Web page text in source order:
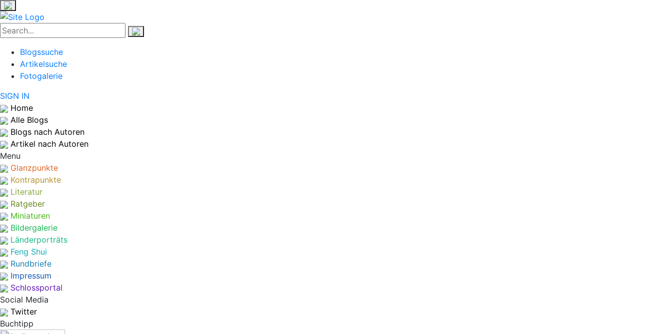
Blogssuche
Artikelsuche
Fotogalerie
SIGN IN
Home
Alle Blogs
Blogs nach Autoren
Artikel nach Autoren
Menu
Glanzpunkte
Kontrapunkte
Literatur
Ratgeber
Miniaturen
Bildergalerie
Länderporträts
Feng Shui
Rundbriefe
Impressum
Schlossportal
Social Media
Twitter
Buchtipp